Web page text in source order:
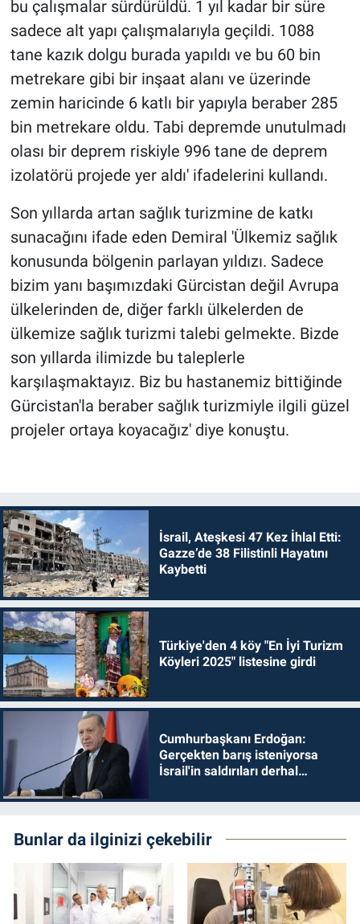
bu çalışmalar sürdürüldü. 1 yıl kadar bir süre
sadece alt yapı çalışmalarıyla geçildi. 1088
tane kazık dolgu burada yapıldı ve bu 60 bin
metrekare gibi bir inşaat alanı ve üzerinde
zemin haricinde 6 katlı bir yapıyla beraber 285
bin metrekare oldu. Tabi depremde unutulmadı
olası bir deprem riskiyle 996 tane de deprem
izolatörü projede yer aldı' ifadelerini kullandı.
Son yıllarda artan sağlık turizmine de katkı
sunacağını ifade eden Demiral 'Ülkemiz sağlık
konusunda bölgenin parlayan yıldızı. Sadece
bizim yanı başımızdaki Gürcistan değil Avrupa
ülkelerinden de, diğer farklı ülkelerden de
ülkemize sağlık turizmi talebi gelmekte. Bizde
son yıllarda ilimizde bu taleplerle
karşılaşmaktayız. Biz bu hastanemiz bittiğinde
Gürcistan'la beraber sağlık turizmiyle ilgili güzel
projeler ortaya koyacağız' diye konuştu.
İsrail, Ateşkesi 47 Kez İhlal Etti:
Gazze’de 38 Filistinli Hayatını
Kaybetti
Türkiye'den 4 köy "En İyi Turizm
Köyleri 2025" listesine girdi
Cumhurbaşkanı Erdoğan:
Gerçekten barış isteniyorsa
İsrail'in saldırıları derhal
Bunlar da ilginizi çekebilir